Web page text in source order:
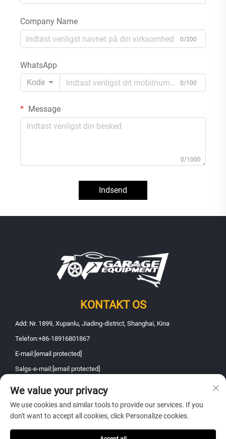
Company Name
0/200
WhatsApp
Kode
0/100
Message
0/1000
Indsend
KONTAKT OS
Add: Nr. 1899, Xupanlu, Jiading-district, Shanghai, Kina
Telefon:+86-18916801867
E-mail: [email protected]
Salgs-e-mail: [email protected]
Copyright © 2026 Shanghai Fanbao Automobile Maintenance Equipment
Co., Ltd.. Alle rettigheder forbeholdes - Privatlivspolitik
We value your privacy
We use cookies and similar tools to provide our services. If you
don't want to accept all cookies, click Personalize cookies.